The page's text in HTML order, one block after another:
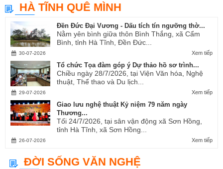
HÀ TĨNH QUÊ MÌNH
Đền Đức Đại Vương - Dấu tích tín ngưỡng thờ...
Nằm yên bình giữa thôn Bình Thắng, xã Cẩm
Bình, tỉnh Hà Tĩnh, Đền Đức...
Xem tiếp
30-07-2026
Tổ chức Tọa đàm góp ý Dự thảo hồ sơ trình...
Chiều ngày 28/7/2026, tại Viện Văn hóa, Nghệ
thuật, Thể thao và Du lịch...
Xem tiếp
29-07-2026
Giao lưu nghệ thuật Kỷ niệm 79 năm ngày
Thương...
Tối 24/7/2026, tại sân vận động xã Sơn Hồng,
tỉnh Hà Tĩnh, xã Sơn Hồng...
Xem tiếp
26-07-2026
ĐỜI SỐNG VĂN NGHỆ